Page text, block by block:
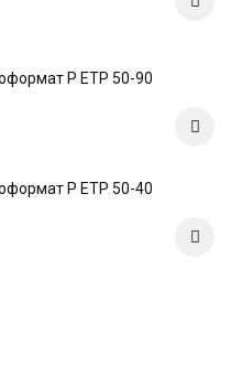
Р ЕТР 50-90
Р ЕТР 50-40